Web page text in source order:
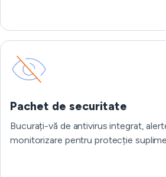
Pachet de securitate
Bucurați-vă de antivirus integrat,
monitorizare pentru protecție